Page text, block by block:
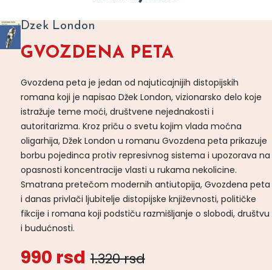
Dzek London
GVOZDENA PETA
Gvozdena peta je jedan od najuticajnijih distopijskih
romana koji je napisao Džek London, vizionarsko delo koje
istražuje teme moći, društvene nejednakosti i
autoritarizma. Kroz priču o svetu kojim vlada moćna
oligarhija, Džek London u romanu Gvozdena peta prikazuje
borbu pojedinca protiv represivnog sistema i upozorava na
opasnosti koncentracije vlasti u rukama nekolicine.
Smatrana pretečom modernih antiutopija, Gvozdena peta
i danas privlači ljubitelje distopijske književnosti, političke
fikcije i romana koji podstiču razmišljanje o slobodi, društvu
i budućnosti.
990 rsd 1.320 rsd